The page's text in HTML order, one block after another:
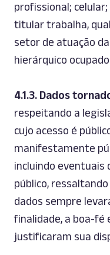
profissional;
titular trabalha,
setor de atuação
hierárquico
4.1.3. Dados
respeitando a
cujo acesso é
manifestamente
incluindo eventuais
público,
dados sempre
finalidade, a boa-fé
justificaram sua